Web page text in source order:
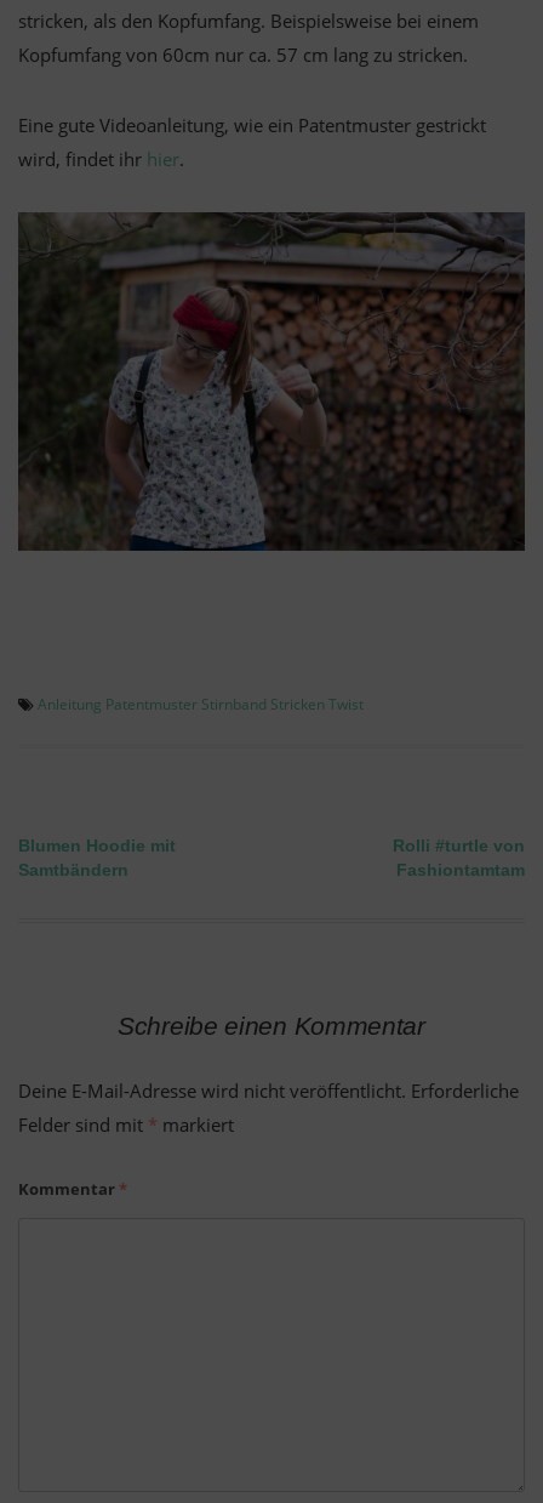
stricken, als den Kopfumfang. Beispielsweise bei einem
Kopfumfang von 60cm nur ca. 57 cm lang zu stricken.
Eine gute Videoanleitung, wie ein Patentmuster gestrickt
wird, findet ihr hier.
Anleitung Patentmuster Stirnband Stricken Twist
Beitragsnavigation
Blumen Hoodie mit
Samtbändern
Rolli #turtle von
Fashiontamtam
Schreibe einen Kommentar
Deine E-Mail-Adresse wird nicht veröffentlicht. Erforderliche
Felder sind mit * markiert
Kommentar *